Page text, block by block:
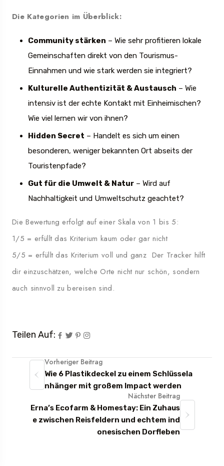
Die Kategorien im Überblick:
Community stärken – Wie sehr profitieren lokale
Gemeinschaften direkt von den Tourismus-
Einnahmen und wie stark werden sie integriert?
Kulturelle Authentizität & Austausch – Wie
intensiv ist der echte Kontakt mit Einheimischen?
Wie viel lernen wir von ihnen?
Hidden Secret – Handelt es sich um einen
besonderen, weniger bekannten Ort abseits der
Touristenpfade?
Gut für die Umwelt & Natur – Wird auf
Nachhaltigkeit und Umweltschutz geachtet?
Die Bewertung erfolgt auf einer Skala von 1 bis 5:
1/5 = erfüllt das Kriterium kaum oder gar nicht
5/5 = erfüllt das Kriterium voll und ganz Der Tracker hilft
dir einzuschätzen, welche Orte nicht nur schön, sondern
auch sinnvoll zu bereisen sind.
Teilen Auf:
Vorheriger Beitrag
Wie 6 Plastikdeckel zu einem Schlüssela
nhänger mit großem Impact werden
Nächster Beitrag
Erna’s Ecofarm & Homestay: Ein Zuhaus
e zwischen Reisfeldern und echtem ind
onesischen Dorfleben